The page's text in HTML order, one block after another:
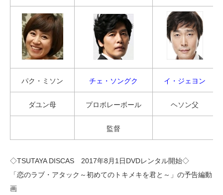
パク・ミソン チェ・ソングク イ・ジェヨン
ダユン母 プロボレーボール ヘソン父
監督
◇TSUTAYA DISCAS 2017年8月1日DVDレンタル開始◇
「恋のラブ・アタック～初めてのトキメキを君と～」の予告編動
画